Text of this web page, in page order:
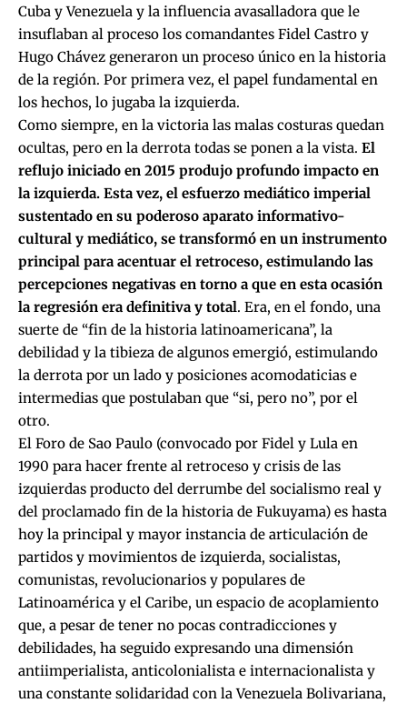
Cuba y Venezuela y la influencia avasalladora que le
insuflaban al proceso los comandantes Fidel Castro y
Hugo Chávez generaron un proceso único en la historia
de la región. Por primera vez, el papel fundamental en
los hechos, lo jugaba la izquierda.
Como siempre, en la victoria las malas costuras quedan
ocultas, pero en la derrota todas se ponen a la vista. El
reflujo iniciado en 2015 produjo profundo impacto en
la izquierda. Esta vez, el esfuerzo mediático imperial
sustentado en su poderoso aparato informativo-
cultural y mediático, se transformó en un instrumento
principal para acentuar el retroceso, estimulando las
percepciones negativas en torno a que en esta ocasión
la regresión era definitiva y total. Era, en el fondo, una
suerte de “fin de la historia latinoamericana”, la
debilidad y la tibieza de algunos emergió, estimulando
la derrota por un lado y posiciones acomodaticias e
intermedias que postulaban que “si, pero no”, por el
otro.
El Foro de Sao Paulo (convocado por Fidel y Lula en
1990 para hacer frente al retroceso y crisis de las
izquierdas producto del derrumbe del socialismo real y
del proclamado fin de la historia de Fukuyama) es hasta
hoy la principal y mayor instancia de articulación de
partidos y movimientos de izquierda, socialistas,
comunistas, revolucionarios y populares de
Latinoamérica y el Caribe, un espacio de acoplamiento
que, a pesar de tener no pocas contradicciones y
debilidades, ha seguido expresando una dimensión
antiimperialista, anticolonialista e internacionalista y
una constante solidaridad con la Venezuela Bolivariana,